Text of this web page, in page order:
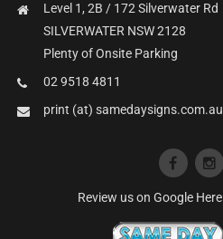
Level 1, 2B / 172 Silverwater Rd
SILVERWATER NSW 2128
Plenty of Onsite Parking
02 9518 4811
print (at) samedaysigns.com.au
Review us on Google Here